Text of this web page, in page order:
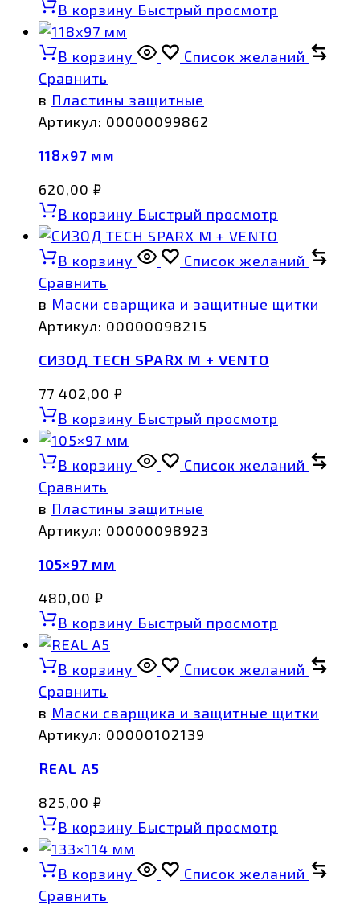
В корзину Быстрый просмотр
В корзину
Список желаний
Сравнить
в Пластины защитные
Артикул: 00000099862
118х97 мм
620,00 ₽
В корзину Быстрый просмотр
В корзину
Список желаний
Сравнить
в Маски сварщика и защитные щитки
Артикул: 00000098215
СИЗОД TECH SPARX M + VENTO
77 402,00 ₽
В корзину Быстрый просмотр
В корзину
Список желаний
Сравнить
в Пластины защитные
Артикул: 00000098923
105×97 мм
480,00 ₽
В корзину Быстрый просмотр
В корзину
Список желаний
Сравнить
в Маски сварщика и защитные щитки
Артикул: 00000102139
REAL A5
825,00 ₽
В корзину Быстрый просмотр
В корзину
Список желаний
Сравнить